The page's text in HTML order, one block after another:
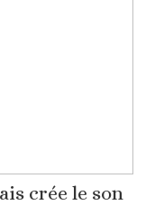
crée le son